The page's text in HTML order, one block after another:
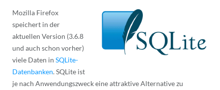
Mozilla Firefox
speichert in der
aktuellen Version (3.6.8
und auch schon vorher)
viele Daten in SQLite-
Datenbanken. SQLite ist
je nach Anwendungszweck eine attraktive Alternative zu